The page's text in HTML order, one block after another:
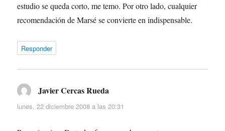
estudio se queda corto, me temo. Por otro lado, cualquier
recomendación de Marsé se convierte en indispensable.
Responder
Javier Cercas Rueda
lunes, 22 diciembre 2008 a las 20:31